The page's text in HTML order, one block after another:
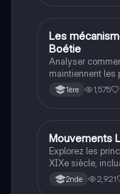
LFrançais
Les
Boétie
Analyser
maintiennent les
selon le texte.
1ère 1,575
Français
Mouvements
Explorez les
XIXe siècle,
Naturalisme, le
ressource
2nde 2,921